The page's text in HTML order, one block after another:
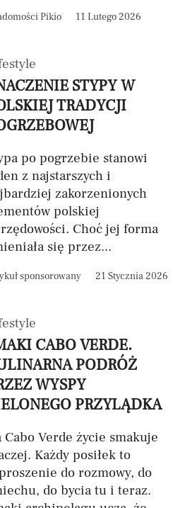
Pikio 11 Lutego 2026
STYPY W
TRADYCJI
po pogrzebie stanowi
z najstarszych i
zakorzenionych
polskiej
Choć jej forma
się przez...
sponsorowany 21 Stycznia 2026
CABO VERDE.
PODRÓŻ
WYSPY
PRZYLĄDKA
Cabo Verde życie smakuje
Każdy posiłek to
do rozmowy, do
do bycia tu i teraz.